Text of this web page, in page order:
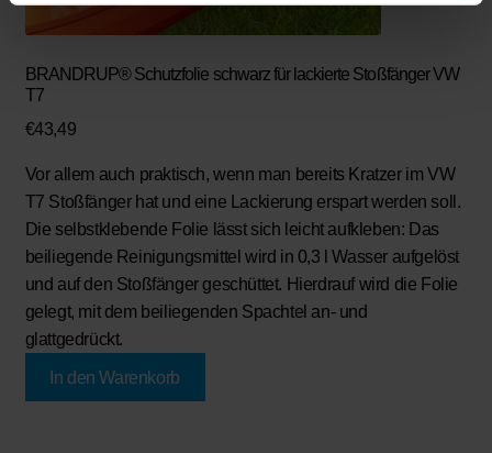
BRANDRUP® Schutzfolie schwarz für lackierte Stoßfänger VW
T7
€43,49
Vor allem auch praktisch, wenn man bereits Kratzer im VW
T7 Stoßfänger hat und eine Lackierung erspart werden soll.
Die selbstklebende Folie lässt sich leicht aufkleben: Das
beiliegende Reinigungsmittel wird in 0,3 l Wasser aufgelöst
und auf den Stoßfänger geschüttet. Hierdrauf wird die Folie
gelegt, mit dem beiliegenden Spachtel an- und
glattgedrückt.
In den Warenkorb